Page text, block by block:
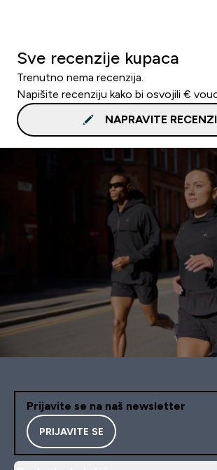
Sve recenzije kupaca
Trenutno nema recenzija.
Napišite recenziju kako bi osvojili €
NAPRAVITE
Prijavite se na naš newsletter
PRIJAVITE SE